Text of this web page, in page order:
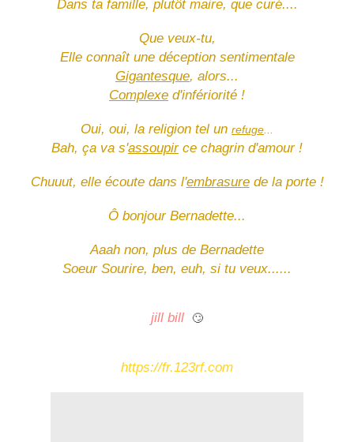
Dans ta famille, plutôt maire, que curé....
Que veux-tu,
Elle connaît une déception sentimentale
Gigantesque, alors...
Complexe d'infériorité !
Oui, oui, la religion tel un refuge
Bah, ça va s'assoupirce chagrin d'amour !
Chuuut, elle écoute dans l'embrasurede la porte !
Ô bonjour Bernadette...
Aaah non, plus de Bernadette
Soeur Sourire, ben, euh, si tu veux......
jill bill 🙄
https://fr.123rf.com